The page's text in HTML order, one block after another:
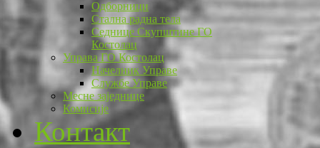
Одборници
Стална радна тела
Седнице Скупштине ГО
Костолац
Управа ГО Костолац
Начелник Управе
Службе Управе
Месне заједнице
Комисије
Контакт